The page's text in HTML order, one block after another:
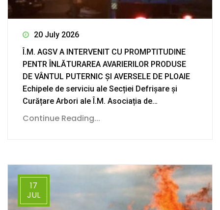
20 July 2026
Î.M. AGSV A INTERVENIT CU PROMPTITUDINE
PENTR ÎNLĂTURAREA AVARIERILOR PRODUSE
DE VÂNTUL PUTERNIC ȘI AVERSELE DE PLOAIE
Echipele de serviciu ale Secției Defrișare și
Curățare Arbori ale Î.M. Asociația de…
Continue Reading...
17
JUL